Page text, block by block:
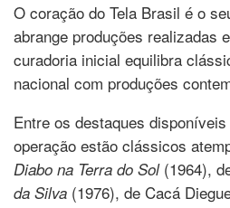
O coração do Tela Brasil é o
abrange produções realizadas
curadoria inicial equilibra
nacional com produções
Entre os destaques
operação estão clássicos
Diabo na Terra do Sol(1964),
da Silva (1976), de Cacá